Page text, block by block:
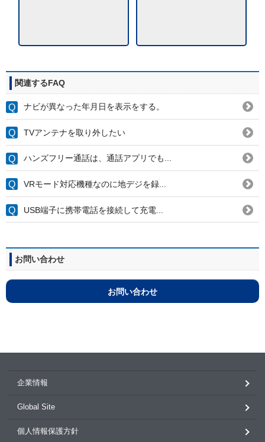
関連するFAQ
ナビが異なった年月日を表示をする。
TVアンテナを取り外したい
ハンズフリー通話は、通話アプリでも...
VRモード対応機種なのに地デジを録...
USB端子に携帯電話を接続して充電...
お問い合わせ
お問い合わせ
企業情報
Global Site
個人情報保護方針